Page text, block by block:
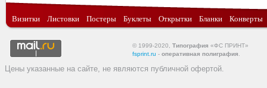
Визитки Листовки Постеры Буклеты Открытки Бланки Конверты
© 1999-2020, Типография «ФС ПРИНТ»
fsprint.ru - оперативная полиграфия
Цены указанные на сайте, не являются публичной офертой.